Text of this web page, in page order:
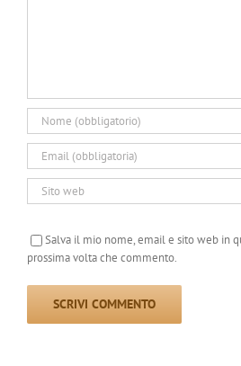
Salva il mio nome, email e sito web in
prossima volta che commento.